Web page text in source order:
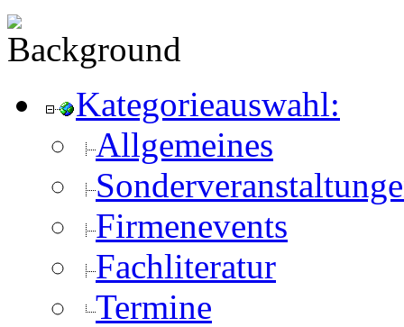
Kategorieauswahl:
Allgemeines
Firmenevents
Fachliteratur
Termine